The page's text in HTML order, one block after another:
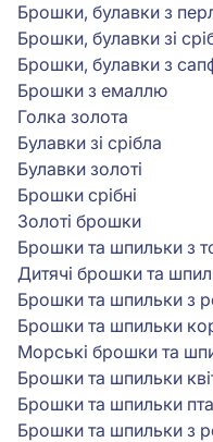
Брошки, булавки з
Брошки, булавки зі
Брошки, булавки з
Брошки з емаллю
Голка золота
Булавки зі срібла
Булавки золоті
Брошки срібні
Золоті брошки
Брошки та шпильки з
Дитячі брошки та
Брошки та шпильки з
Брошки та шпильки
Морські брошки та
Брошки та шпильки
Брошки та шпильки
Брошки та шпильки з